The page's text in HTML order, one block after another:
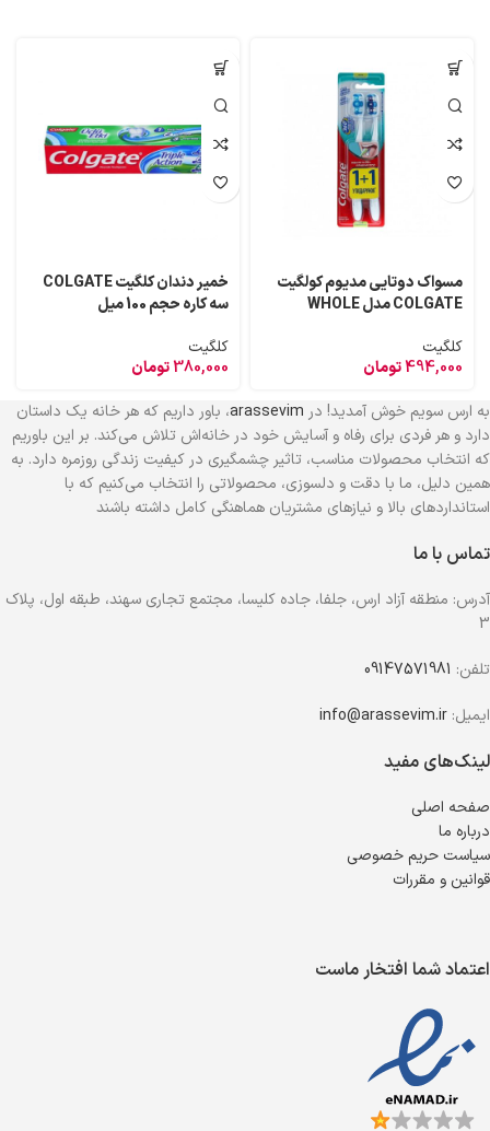
مسواک دوتایی مدیوم کولگیت
COLGATE مدل WHOLE
کلگیت
494,000تومان
خمیر دندان کلگیت COLGATE
سه کاره حجم 100 میل
کلگیت
380,000تومان
به ارس سویم خوش آمدید! در arassevim، باور داریم که هر خانه یک داستان
دارد و هر فردی برای رفاه و آسایش خود در خانه‌اش تلاش می‌کند. بر این باوریم
که انتخاب محصولات مناسب، تاثیر چشمگیری در کیفیت زندگی روزمره دارد. به
همین دلیل، ما با دقت و دلسوزی، محصولاتی را انتخاب می‌کنیم که با
استانداردهای بالا و نیازهای مشتریان هماهنگی کامل داشته باشند
تماس با ما
آدرس: منطقه آزاد ارس، جلفا، جاده کلیسا، مجتمع تجاری سهند، طبقه اول، پلاک
3
تلفن: 09147571981
ایمیل: info@arassevim.ir
لینک‌های مفید
صفحه اصلی
درباره ما
سیاست حریم خصوصی
قوانین و مقررات
اعتماد شما افتخار ماست